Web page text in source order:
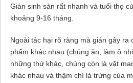
Gián sinh sản rất nhanh và tuổi thọ
khoảng 9-16 tháng.
Ngoài tác hại rõ ràng mà gián gây ra
phẩm khác nhau (chúng ăn, làm ô
những thứ khác, chúng còn là vật
khác nhau và thậm chí là trứng của